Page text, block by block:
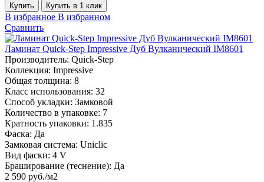
Купить Купить в 1 клик
В избранное В избранном
Сравнить
Ламинат Quick-Step Impressive Дуб Вулканический IM8601
Производитель: Quick-Step
Коллекция: Impressive
Общая толщина: 8
Класс использования: 32
Способ укладки: Замковой
Количество в упаковке: 7
Кратность упаковки: 1.835
Фаска: Да
Замковая система: Uniclic
Вид фаски: 4 V
Браширование (теснение): Да
2 590 руб./м2